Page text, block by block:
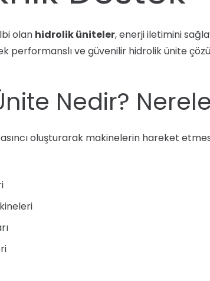
olan hidrolik üniteler, enerji iletimini
performanslı ve güvenilir hidrolik ünite
Nedir?
oluşturarak makinelerin hareket